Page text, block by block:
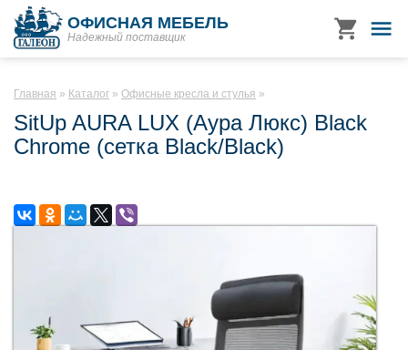
ОФИСНАЯ МЕБЕЛЬ
Надежный поставщик
Главная Каталог Офисные кресла и стулья
SitUp AURA LUX (Аура Люкс) Black
Chrome (сетка Black/Black)